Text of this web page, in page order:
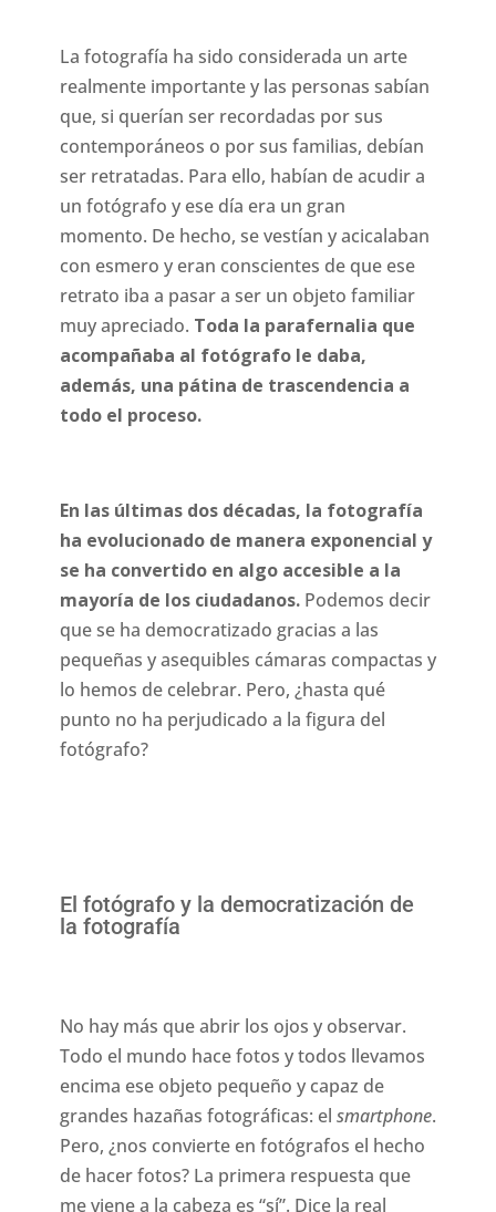
La fotografía ha sido considerada un arte
realmente importante y las personas sabían
que, si querían ser recordadas por sus
contemporáneos o por sus familias, debían
ser retratadas. Para ello, habían de acudir a
un fotógrafo y ese día era un gran
momento. De hecho, se vestían y acicalaban
con esmero y eran conscientes de que ese
retrato iba a pasar a ser un objeto familiar
muy apreciado. Toda la parafernalia que
acompañaba al fotógrafo le daba,
además, una pátina de trascendencia a
todo el proceso.
En las últimas dos décadas, la fotografía
ha evolucionado de manera exponencial y
se ha convertido en algo accesible a la
mayoría de los ciudadanos.Podemos decir
que se ha democratizado gracias a las
pequeñas y asequibles cámaras compactas y
lo hemos de celebrar. Pero, ¿hasta qué
punto no ha perjudicado a la figura del
fotógrafo?
El fotógrafo y la democratización de
la fotografía
No hay más que abrir los ojos y observar.
Todo el mundo hace fotos y todos llevamos
encima ese objeto pequeño y capaz de
grandes hazañas fotográficas: el smartphone.
Pero, ¿nos convierte en fotógrafos el hecho
de hacer fotos? La primera respuesta que
me viene a la cabeza es “sí”. Dice la real